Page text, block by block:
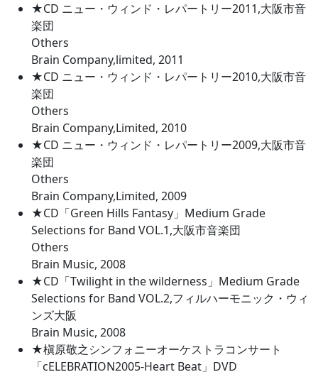
★CD ニュー・ウィンド・レパートリー2011,大阪市音
楽団
Others
Brain Company,limited, 2011
★CD ニュー・ウィンド・レパートリー2010,大阪市音
楽団
Others
Brain Company,Limited, 2010
★CD ニュー・ウィンド・レパートリー2009,大阪市音
楽団
Others
Brain Company,Limited, 2009
★CD「Green Hills Fantasy」Medium Grade
Selections for Band VOL.1,大阪市音楽団
Others
Brain Music, 2008
★CD「Twilight in the wilderness」Medium Grade
Selections for Band VOL.2,フィルハーモニック・ウィ
ンズ大阪
Brain Music, 2008
★槇原敬之シンフォニーオーケストラコンサート
「cELEBRATION2005-Heart Beat」DVD